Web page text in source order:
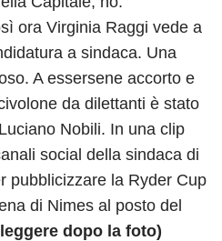
ora Virginia Raggi vede a
a sindaca. Una
A essersene accorto e
da dilettanti è stato
Nobili. In una clip
social della sindaca di
pubblicizzare la Ryder Cup
di Nimes al posto del
dopo la foto)